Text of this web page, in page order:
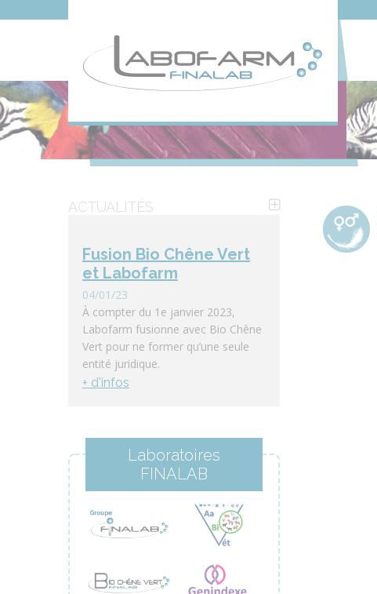
ACTUALITÉS
Fusion Bio Chêne Vert
et Labofarm
04/01/23
À compter du 1e janvier 2023,
Labofarm fusionne avec Bio Chêne
Vert pour ne former qu’une seule
entité juridique.
+ d'infos
Laboratoires
FINALAB